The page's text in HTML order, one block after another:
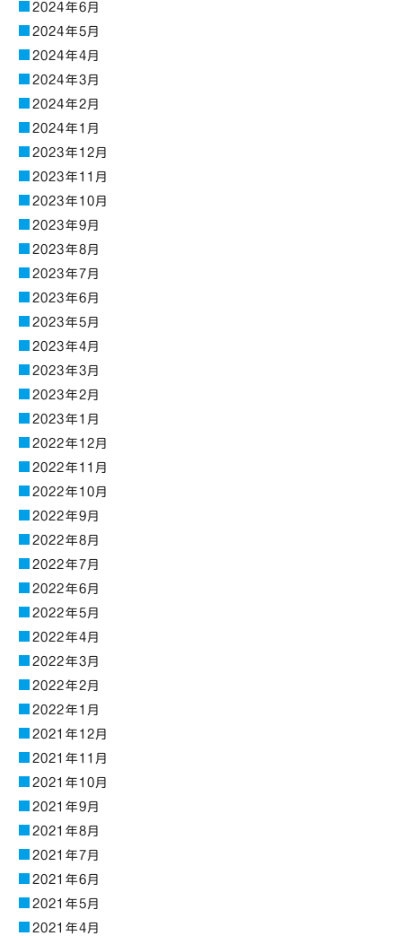
2024年6月
2024年5月
2024年4月
2024年3月
2024年2月
2024年1月
2023年12月
2023年11月
2023年10月
2023年9月
2023年8月
2023年7月
2023年6月
2023年5月
2023年4月
2023年3月
2023年2月
2023年1月
2022年12月
2022年11月
2022年10月
2022年9月
2022年8月
2022年7月
2022年6月
2022年5月
2022年4月
2022年3月
2022年2月
2022年1月
2021年12月
2021年11月
2021年10月
2021年9月
2021年8月
2021年7月
2021年6月
2021年5月
2021年4月